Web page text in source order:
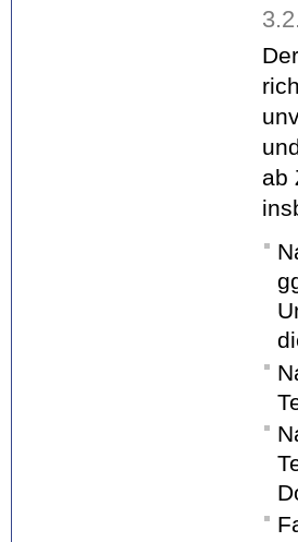
3.2.
ab